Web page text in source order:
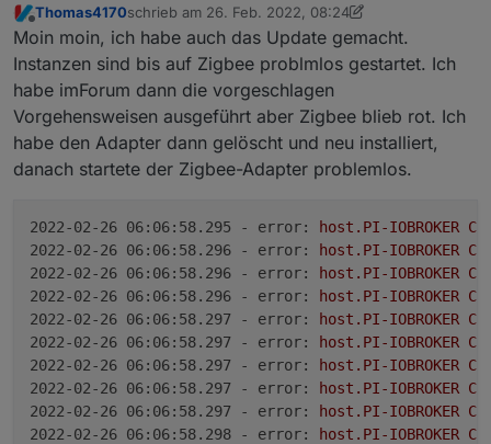
Offline
Thomas4170schrieb am 26. Feb. 2022, 08:24
zuletzt editiert von Thomas4170
Moin moin, ich habe auch das Update gemacht.
Instanzen sind bis auf Zigbee problmlos gestartet. Ich
habe imForum dann die vorgeschlagen
Vorgehensweisen ausgeführt aber Zigbee blieb rot. Ich
habe den Adapter dann gelöscht und neu installiert,
danach startete der Zigbee-Adapter problemlos.
2022-02-26 06:06:58.295 - error: host.PI-IOBROKER
2022-02-26 06:06:58.296 - error:
host.PI-IOBROKER
2022-02-26 06:06:58.296 - error:
host.PI-IOBROKER
2022-02-26 06:06:58.296 - error:
host.PI-IOBROKER
2022-02-26 06:06:58.297 - error:
host.PI-IOBROKER
2022-02-26 06:06:58.297 - error:
host.PI-IOBROKER
2022-02-26 06:06:58.297 - error:
host.PI-IOBROKER
2022-02-26 06:06:58.297 - error:
host.PI-IOBROKER
2022-02-26 06:06:58.297 - error:
host.PI-IOBROKER
2022-02-26 06:06:58.298 - error:
host.PI-IOBROKER